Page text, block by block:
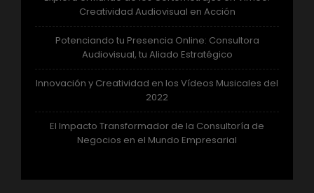
Creatividad Audiovisual en Acción
Potenciando tu Presencia Online: Consultora
Audiovisual, tu Aliado Estratégico
Innovación y Creatividad en los Vídeos Musicales del
2022
El Impacto Transformador de la Consultoría de
Negocios en el Mundo Empresarial